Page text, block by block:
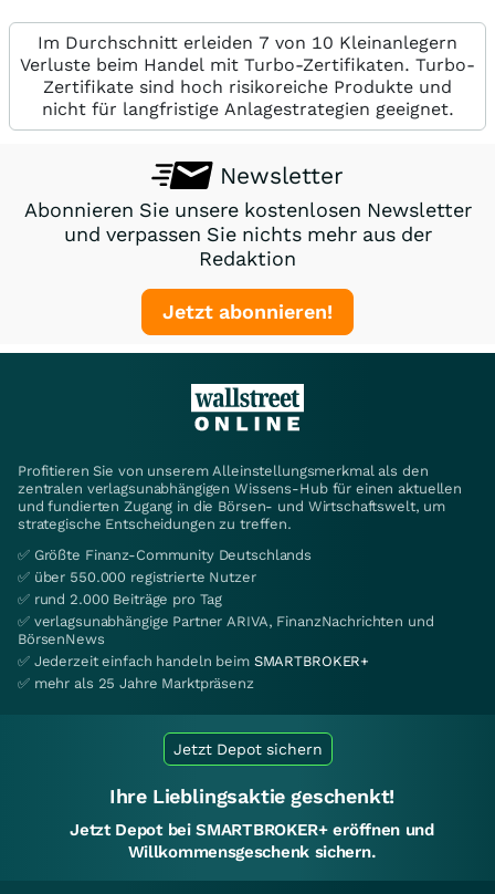
Im Durchschnitt erleiden 7 von 10 Kleinanlegern
Verluste beim Handel mit Turbo-Zertifikaten. Turbo-
Zertifikate sind hoch risikoreiche Produkte und
nicht für langfristige Anlagestrategien geeignet.
Newsletter
Abonnieren Sie unsere kostenlosen Newsletter
und verpassen Sie nichts mehr aus der
Redaktion
Jetzt abonnieren!
Profitieren Sie von unserem Alleinstellungsmerkmal als den
zentralen verlagsunabhängigen Wissens-Hub für einen aktuellen
und fundierten Zugang in die Börsen- und Wirtschaftswelt, um
strategische Entscheidungen zu treffen.
✅ Größte Finanz-Community Deutschlands
✅ über 550.000 registrierte Nutzer
✅ rund 2.000 Beiträge pro Tag
✅ verlagsunabhängige Partner ARIVA, FinanzNachrichten und
BörsenNews
✅ Jederzeit einfach handeln beim SMARTBROKER+
✅ mehr als 25 Jahre Marktpräsenz
Jetzt Depot sichern
Ihre Lieblingsaktie geschenkt!
Jetzt Depot bei SMARTBROKER+ eröffnen und
Willkommensgeschenk sichern.